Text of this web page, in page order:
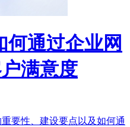
何通过企业网
满意度
要性、建设要点以及如何通